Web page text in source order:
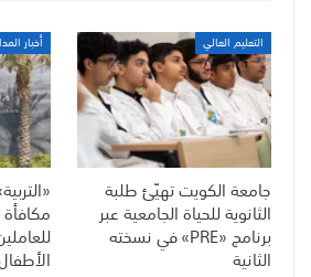
التعليم العالي
جامعة الكويت تهيّئ طلبة
الثانوية للحياة الجامعية عبر
برنامج «PRE» في نسخته
الثانية
أخبار
مكافأة